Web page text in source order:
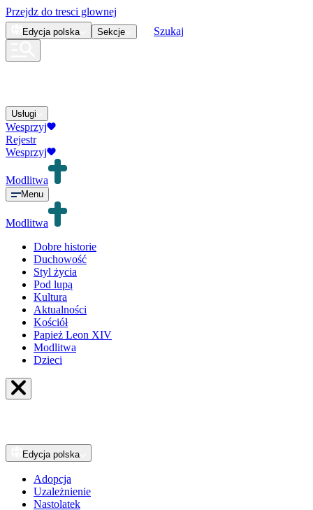
Przejdz do tresci glownej
Edycja polska Sekcje Szukaj
Usługi
Wesprzyj
Rejestr
Wesprzyj
Modlitwa
Menu
Modlitwa
Dobre historie
Duchowość
Styl życia
Pod lupą
Kultura
Aktualności
Kościół
Papież Leon XIV
Modlitwa
Dzieci
Edycja polska
Adopcja
Uzależnienie
Nastolatek